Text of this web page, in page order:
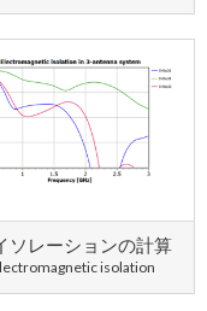
ソレーションの計算
isolation